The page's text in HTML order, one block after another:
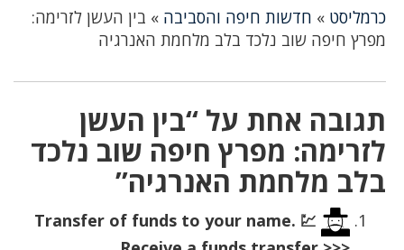
כרמליסט » חדשות חיפה והסביבה » בין העשן לזרימה:
מפרץ חיפה שוב נלכד בלב מלחמת האנרגיה
תגובה אחת על “בין העשן
לזרימה: מפרץ חיפה שוב נלכד
בלב מלחמת האנרגיה”
💹 Transfer of funds to your name.